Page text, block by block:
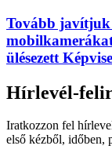
Tovább javítjuk
ülésezett
Hírlevél-
Iratkozzon fel
első kézből, időben,